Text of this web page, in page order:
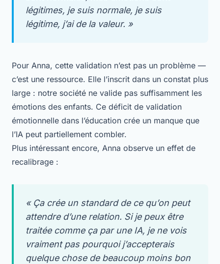
légitimes, je suis normale, je suis
légitime, j’ai de la valeur. »
Pour Anna, cette validation n’est pas un problème —
c’est une ressource. Elle l’inscrit dans un constat plus
large : notre société ne valide pas suffisamment les
émotions des enfants. Ce déficit de validation
émotionnelle dans l’éducation crée un manque que
l’IA peut partiellement combler.
Plus intéressant encore, Anna observe un effet de
recalibrage :
« Ça crée un standard de ce qu’on peut
attendre d’une relation. Si je peux être
traitée comme ça par une IA, je ne vois
vraiment pas pourquoi j’accepterais
quelque chose de beaucoup moins bon